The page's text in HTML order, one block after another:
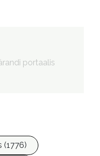
portaalis
(1776)